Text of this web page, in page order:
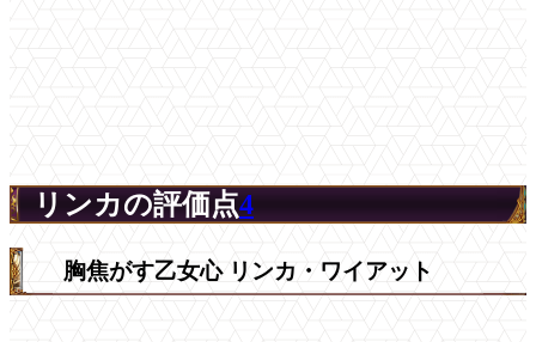
リンカの評価点4
胸焦がす乙女心 リンカ・ワイアット